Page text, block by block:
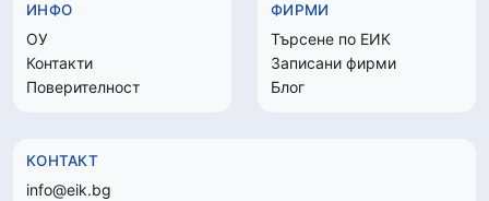
ИНФО
ОУ
Контакти
Поверителност
ФИРМИ
Търсене по ЕИК
Записани фирми
Блог
КОНТАКТ
info@eik.bg